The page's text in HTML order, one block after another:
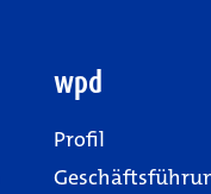
wpd
Profil